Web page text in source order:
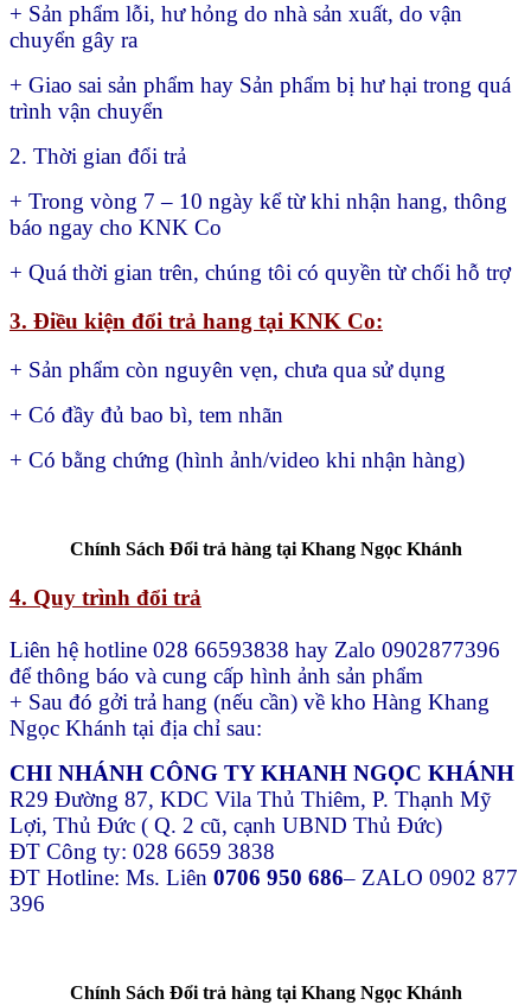
+ Sản phẩm lỗi, hư hỏng do nhà sản xuất, do vận
chuyển gây ra
+ Giao sai sản phẩm hay Sản phẩm bị hư hại trong quá
trình vận chuyển
2. Thời gian đổi trả
+ Trong vòng 7 – 10 ngày kể từ khi nhận hang, thông
báo ngay cho KNK Co
+ Quá thời gian trên, chúng tôi có quyền từ chối hỗ trợ
3. Điều kiện đổi trả hang tại KNK Co:
+ Sản phẩm còn nguyên vẹn, chưa qua sử dụng
+ Có đầy đủ bao bì, tem nhãn
+ Có bằng chứng (hình ảnh/video khi nhận hàng)
Chính Sách Đổi trả hàng tại Khang Ngọc Khánh
4. Quy trình đổi trả
Liên hệ hotline 028 66593838 hay Zalo 0902877396
để thông báo và cung cấp hình ảnh sản phẩm
+ Sau đó gởi trả hang (nếu cần) về kho Hàng Khang
Ngọc Khánh tại địa chỉ sau:
CHI NHÁNH CÔNG TY KHANH NGỌC KHÁNH
R29 Đường 87, KDC Vila Thủ Thiêm, P. Thạnh Mỹ
Lợi, Thủ Đức ( Q. 2 cũ, cạnh UBND Thủ Đức)
ĐT Công ty: 028 6659 3838
ĐT Hotline: Ms. Liên 0706 950 686– ZALO 0902 877
396
Chính Sách Đổi trả hàng tại Khang Ngọc Khánh